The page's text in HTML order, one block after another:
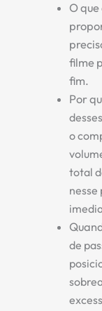
O que
filme
fim.
Por
o
total
nesse
de